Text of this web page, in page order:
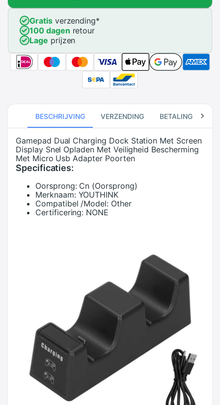
Gratisverzending*
100 dagen retour
Lage prijzen
BESCHRIJVING VERZENDING BETALING
Gamepad Dual Charging Dock Station Met Screen
Display Snel Opladen Met Veiligheid Bescherming
Met Micro Usb Adapter Poorten
Specificaties:
Oorsprong: Cn (Oorsprong)
Merknaam: YOUTHINK
Compatibel /Model: Other
Certificering: NONE